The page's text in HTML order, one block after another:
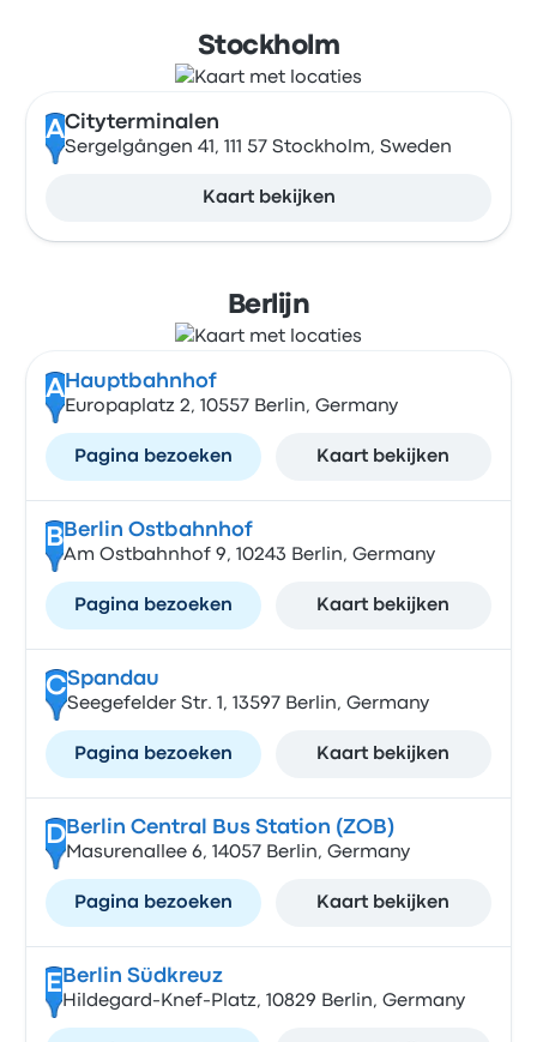
Stockholm
ACityterminalen
Sergelgången 41, 111 57 Stockholm, Sweden
Kaart bekijken
Berlijn
A Hauptbahnhof
Europaplatz 2, 10557 Berlin, Germany
Pagina bezoeken Kaart bekijken
B Berlin Ostbahnhof
Am Ostbahnhof 9, 10243 Berlin, Germany
Pagina bezoeken Kaart bekijken
CSpandau
Seegefelder Str. 1, 13597 Berlin, Germany
Pagina bezoeken Kaart bekijken
DBerlin Central Bus Station (ZOB)
Masurenallee 6, 14057 Berlin, Germany
Pagina bezoeken Kaart bekijken
E Berlin Südkreuz
Hildegard-Knef-Platz, 10829 Berlin, Germany